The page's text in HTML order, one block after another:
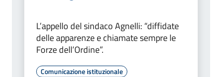
L’appello del sindaco Agnelli: “diffidate
delle apparenze e chiamate sempre le
Forze dell’Ordine”.
Comunicazione istituzionale